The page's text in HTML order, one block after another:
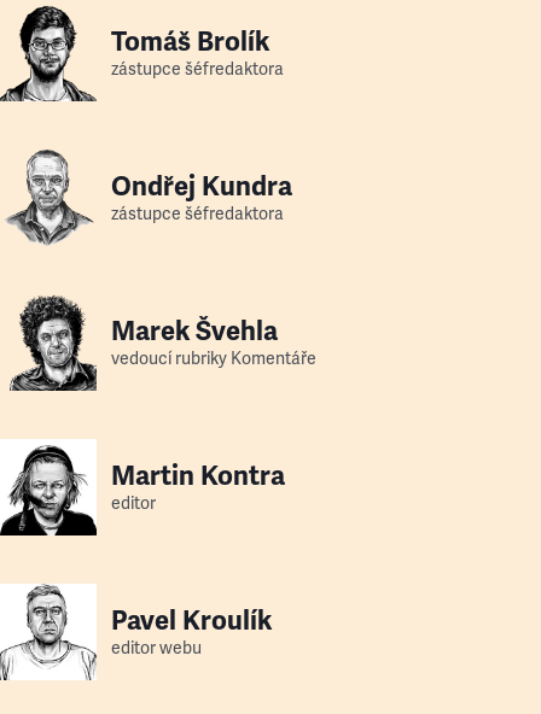
Tomáš Brolík
zástupce šéfredaktora
Ondřej Kundra
zástupce šéfredaktora
Marek Švehla
vedoucí rubriky Komentáře
Martin Kontra
editor
Pavel Kroulík
editor webu